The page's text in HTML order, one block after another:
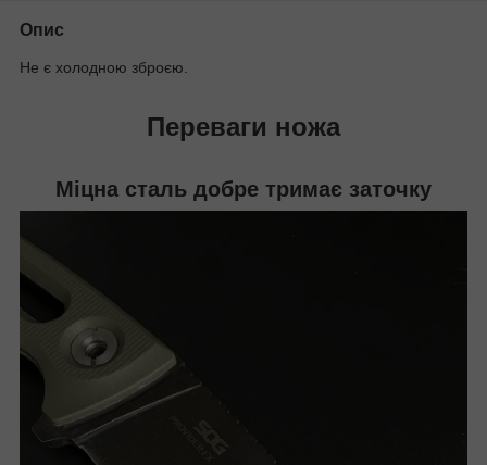
Опис
Не є холодною зброєю.
Переваги ножа
Міцна сталь добре тримає заточку